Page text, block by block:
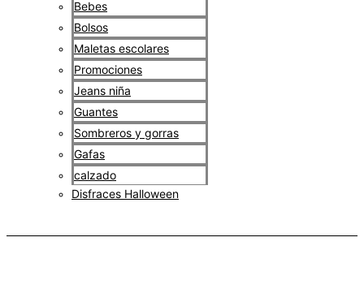
Bebes
Bolsos
Maletas escolares
Promociones
Jeans niña
Guantes
Sombreros y gorras
Gafas
calzado
Disfraces Halloween